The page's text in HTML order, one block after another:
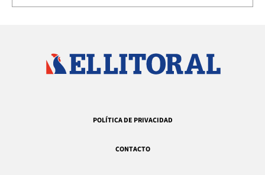
POLÍTICA DE PRIVACIDAD
CONTACTO